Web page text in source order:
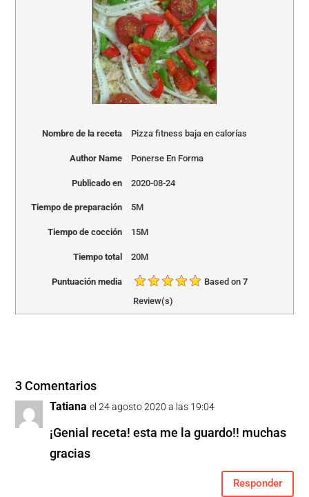
Nombre de la receta Pizza fitness baja en calorías
Author Name Ponerse En Forma
Publicado en 2020-08-24
Tiempo de preparación 5M
Tiempo de cocción 15M
Tiempo total 20M
Puntuación media Based on7
Review(s)
3 Comentarios
Tatiana el 24 agosto 2020 a las 19:04
¡Genial receta! esta me la guardo!! muchas
gracias
Responder